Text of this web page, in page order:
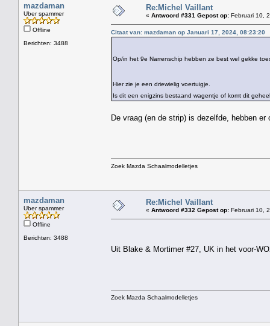
mazdaman
Uber spammer
Offline
Berichten: 3488
Re:Michel Vaillant
« Antwoord #331 Gepost op: Februari 10,
Citaat van: mazdaman op Januari 17, 2024, 08:23:20
Op/in het 9e Narrenschip hebben ze best wel gekke
Hier zie je een driewielig voertuigje.
Is dit een enigzins bestaand wagentje of komt dit
De vraag (en de strip) is dezelfde, hebben
Zoek Mazda Schaalmodelletjes
mazdaman
Uber spammer
Offline
Berichten: 3488
Re:Michel Vaillant
« Antwoord #332 Gepost op: Februari 10,
Uit Blake & Mortimer #27, UK in het voor-
Zoek Mazda Schaalmodelletjes